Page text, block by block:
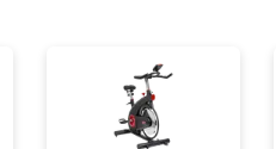
от 310 ₽